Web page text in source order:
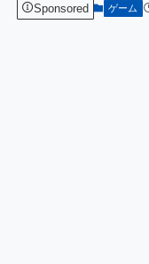
Sponsored ゲーム